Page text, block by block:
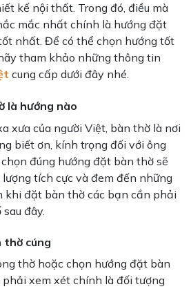
kế nội thất. Trong đó, điều mà
mắc nhất chính là hướng đặt
nhất. Để có thể chọn hướng tốt
tham khảo những thông tin
cung cấp dưới đây nhé.
là hướng nào
xưa của người Việt, bàn thờ là nơi
biết ơn, kính trọng đối với ông
đúng hướng đặt bàn thờ sẽ
tích cực và đem đến những
khi đặt bàn thờ các bạn cần phải
đây.
thờ cúng
thờ hoặc chọn hướng đặt bàn
xem xét chính là đối tượng